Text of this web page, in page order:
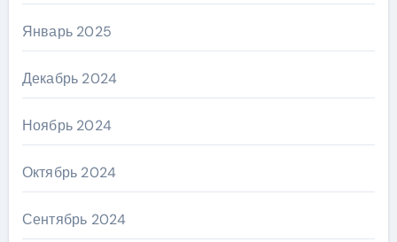
Январь 2025
Декабрь 2024
Ноябрь 2024
Октябрь 2024
Сентябрь 2024